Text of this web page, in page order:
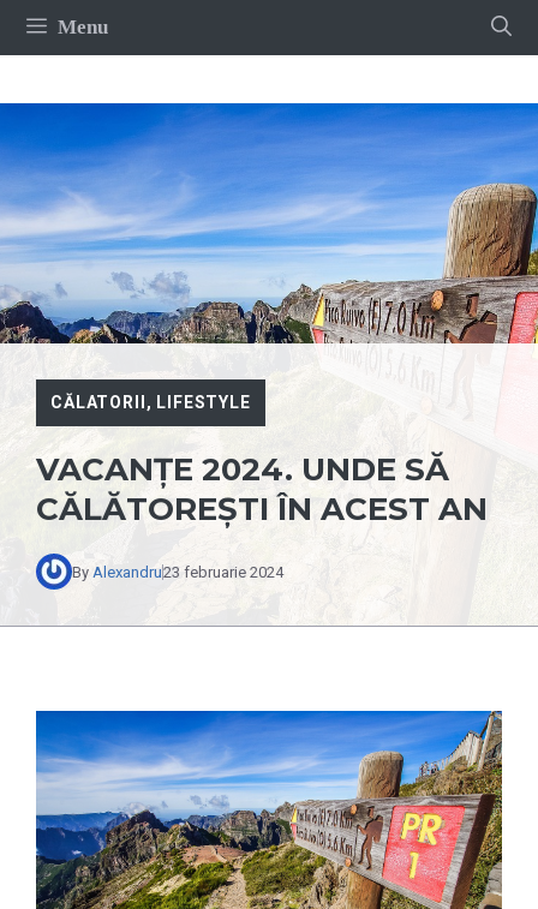
Sari
Menu
CĂLATORII , LIFESTYLE
VACANȚE 2024. UNDE SĂ
CĂLĂTOREȘTI ÎN ACEST AN
By Alexandru23 februarie 2024